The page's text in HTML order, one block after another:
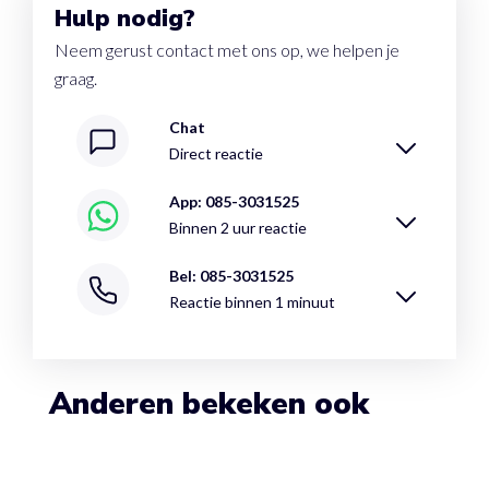
Hulp nodig?
Neem gerust contact met ons op, we helpen je
graag.
Chat
Direct reactie
App: 085-3031525
Binnen 2 uur reactie
Bel: 085-3031525
Reactie binnen 1 minuut
Anderen bekeken ook